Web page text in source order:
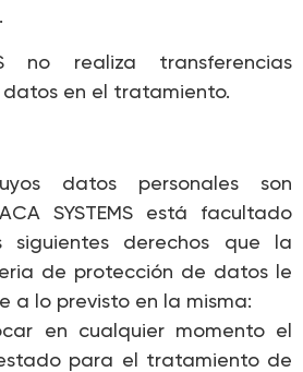
no realiza transferencias
en el tratamiento.
datos personales son
SYSTEMS está facultado
siguientes derechos que la
de protección de datos le
a lo previsto en la misma:
en cualquier momento el
para el tratamiento de